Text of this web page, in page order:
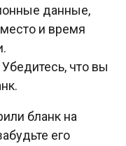
данные,
и время
что вы
бланк на
его